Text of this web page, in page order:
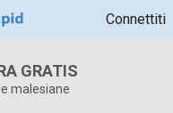
Connettiti
GRATIS
malesiane